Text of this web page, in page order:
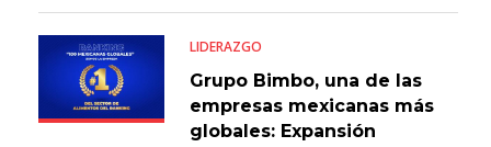
LIDERAZGO
Grupo Bimbo, una de las
empresas mexicanas más
globales: Expansión